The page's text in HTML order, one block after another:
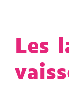
Les